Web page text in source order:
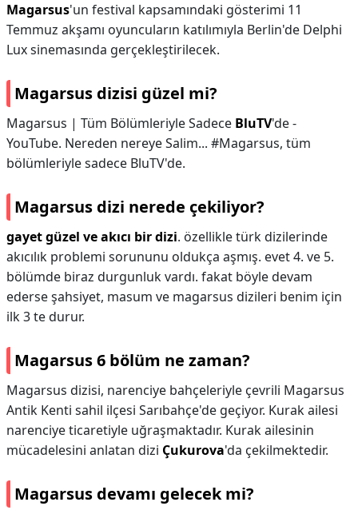
Magarsus'un festival kapsamındaki gösterimi 11
Temmuz akşamı oyuncuların katılımıyla Berlin'de Delphi
Lux sinemasında gerçekleştirilecek.
Magarsus dizisi güzel mi?
Magarsus | Tüm Bölümleriyle Sadece BluTV'de -
YouTube. Nereden nereye Salim... #Magarsus, tüm
bölümleriyle sadece BluTV'de.
Magarsus dizi nerede çekiliyor?
gayet güzel ve akıcı bir dizi. özellikle türk dizilerinde
akıcılık problemi sorununu oldukça aşmış. evet 4. ve 5.
bölümde biraz durgunluk vardı. fakat böyle devam
ederse şahsiyet, masum ve magarsus dizileri benim için
ilk 3 te durur.
Magarsus 6 bölüm ne zaman?
Magarsus dizisi, narenciye bahçeleriyle çevrili Magarsus
Antik Kenti sahil ilçesi Sarıbahçe'de geçiyor. Kurak ailesi
narenciye ticaretiyle uğraşmaktadır. Kurak ailesinin
mücadelesini anlatan dizi Çukurova'da çekilmektedir.
Magarsus devamı gelecek mi?